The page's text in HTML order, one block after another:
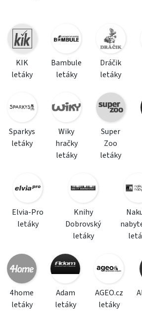
KIK
letáky
Bambule
letáky
Dráčik
letáky
Sparkys
letáky
Wiky
hračky
letáky
Super
Zoo
letáky
Elvia-Pro
letáky
Knihy
Dobrovský
letáky
4home
letáky
Adam
letáky
AGEO.cz
letáky